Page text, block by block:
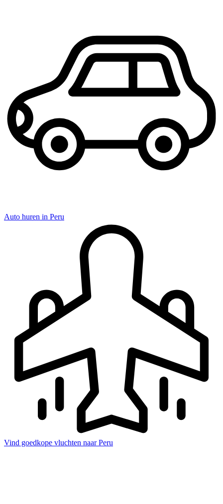
Auto huren in Peru
Vind goedkope vluchten naar Peru